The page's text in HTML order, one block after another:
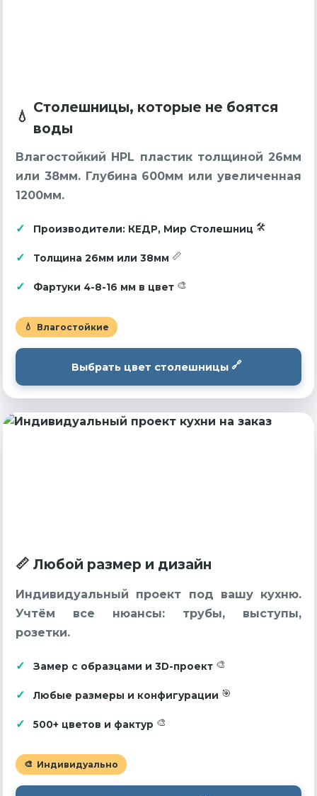
Столешницы, которые не боятся
воды
Влагостойкий HPL пластик толщиной 26мм
или 38мм. Глубина 600мм или увеличенная
1200мм.
Производители: КЕДР, Мир Столешниц
Толщина 26мм или 38мм
Фартуки 4-8-16 мм в цвет
Влагостойкие
Выбрать цвет столешницы
Любой размер и дизайн
Индивидуальный проект под вашу кухню.
Учтём все нюансы: трубы, выступы,
розетки.
Замер с образцами и 3D-проект
Любые размеры и конфигурации
500+ цветов и фактур
Индивидуально